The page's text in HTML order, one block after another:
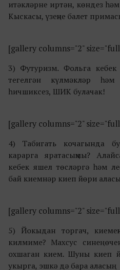
итәкләрне иртән, көндез
Кыскасы, үзеңне балет
[gallery columns="2"
3) Футуризм. Фольга
тегелгән күлмәкләр
һичшиксез, ШИК булачак!
[gallery columns="2"
4) Табигать кочагында
карарга яратасыңмы?
кебек яшел төсләргә һәм
бай киемнәр киеп йөри
[gallery columns="2"
5) Йокыдан торгач,
килмиме? Махсус синең
охшаган кием. Шуны киеп
укырга, эшкә дә бара аласың.